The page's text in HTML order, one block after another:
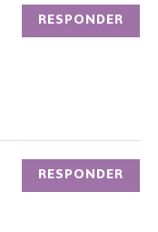
RESPONDER
RESPONDER